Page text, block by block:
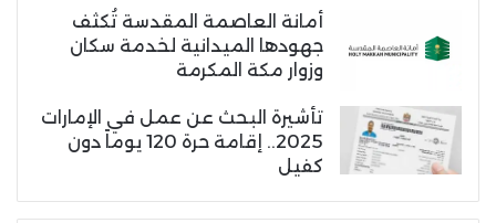
أمانة العاصمة المقدسة تُكثف
جهودها الميدانية لخدمة سكان
وزوار مكة المكرمة
تأشيرة البحث عن عمل في الإمارات
2025.. إقامة حرة 120 يوماً دون
كفيل